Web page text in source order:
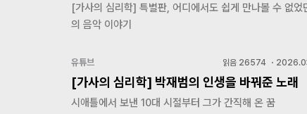
[가사의 심리학] 특별판, 어디에서도 쉽게 만나볼 수 없었
의 음악 이야기
유튜브 읽음 26574・
[가사의 심리학] 박재범의 인생을 바꿔준 노래
시애틀에서 보낸 10대 시절부터 그가 간직해 온 꿈